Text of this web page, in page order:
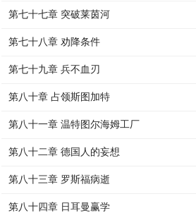
第七十七章 突破莱茵河
第七十八章 劝降条件
第七十九章 兵不血刃
第八十章 占领斯图加特
第八十一章 温特图尔海姆工厂
第八十二章 德国人的妄想
第八十三章 罗斯福病逝
第八十四章 日耳曼赢学